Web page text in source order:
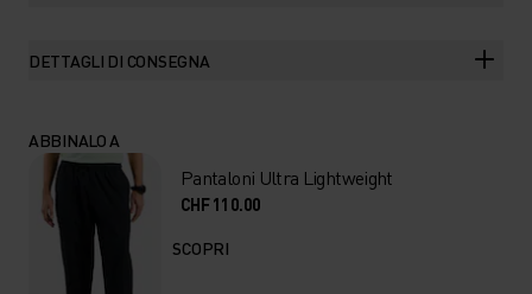
DETTAGLI DI CONSEGNA
ABBINALO A
Pantaloni Ultra Lightweight
CHF 110.00
SCOPRI